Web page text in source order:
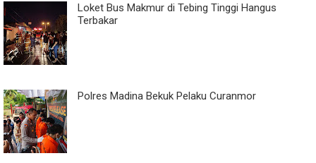
Loket Bus Makmur di Tebing Tinggi Hangus
Terbakar
Polres Madina Bekuk Pelaku Curanmor